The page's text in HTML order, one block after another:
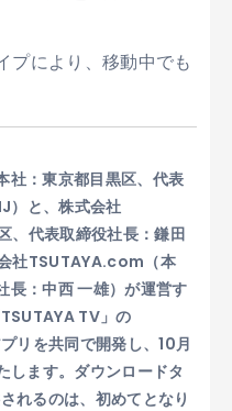
により、移動中でも
社：東京都目黒区、代表
）と、株式会社
、代表取締役社長：鎌田
社TSUTAYA.com（本
長：中西 一雄）が運営す
TV」の
リを共同で開発し、10月
します。ダウンロードタ
れるのは、初めてとなり